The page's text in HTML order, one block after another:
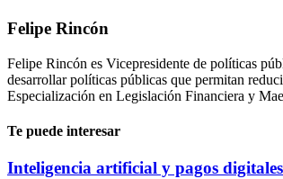
Felipe Rincón
Felipe Rincón es Vicepresidente de políticas
desarrollar políticas públicas que permitan
Especialización en Legislación Financiera y
Te puede interesar
Inteligencia artificial y pagos